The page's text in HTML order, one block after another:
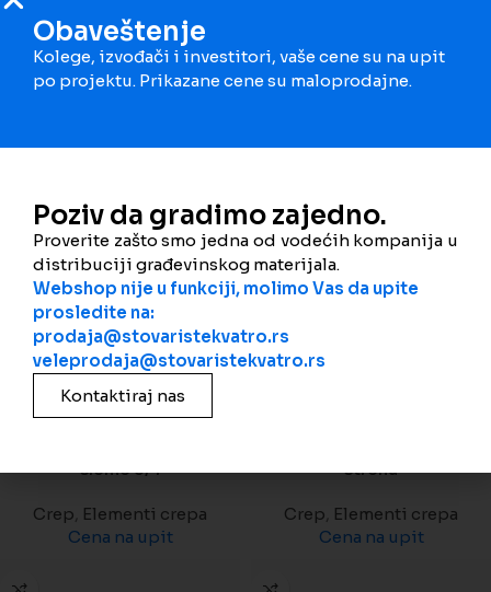
Wienerberger Biber
ventilacioni levi
Wienerberger Biber za
sleme
sleme 3/4
Crep Elementi crepa
Cena na upit
strehu
Crep Elementi crepa
Cena na upit
Obaveštenje
Kolege, izvođači i investitori, vaše cene su na upit
po projektu. Prikazane cene su maloprodajne.
Poziv da gradimo zajedno.
Proverite zašto smo jedna od vodećih kompanija u
distribuciji građevinskog materijala.
Webshop nije u funkciji, molimo Vas da upite
prosledite na:
prodaja@stovaristekvatro.rs
veleprodaja@stovaristekvatro.rs
Kontaktiraj nas